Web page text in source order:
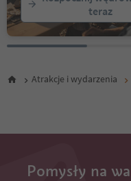
24
25
26
29
33
teraz
Atrakcje i wydarzenia
Pomysły na